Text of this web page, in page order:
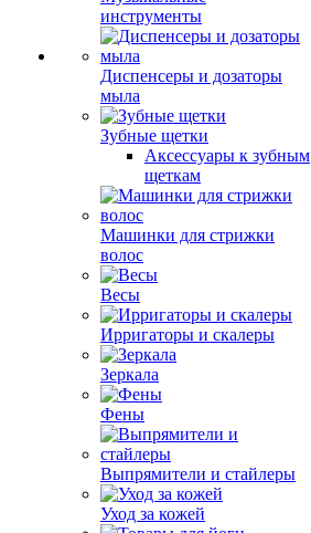
инструменты
Диспенсеры и дозаторы
мыла
Зубные щетки
Аксессуары к зубным
щеткам
Машинки для стрижки
волос
Весы
Ирригаторы и скалеры
Зеркала
Фены
Выпрямители и стайлеры
Уход за кожей